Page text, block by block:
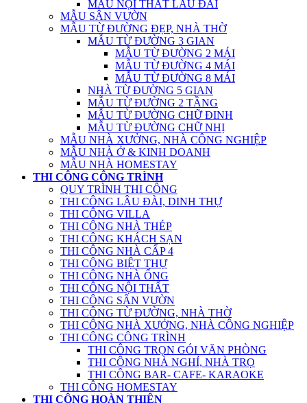
MẪU NỘI THẤT LÂU ĐÀI
MẪU SÂN VƯỜN
MẪU TỪ ĐƯỜNG ĐẸP, NHÀ THỜ
MẪU TỪ ĐƯỜNG 3 GIAN
MẪU TỪ ĐƯỜNG 2 MÁI
MẪU TỪ ĐƯỜNG 4 MÁI
MẪU TỪ ĐƯỜNG 8 MÁI
NHÀ TỪ ĐƯỜNG 5 GIAN
MẪU TỪ ĐƯỜNG 2 TẦNG
MẪU TỪ ĐƯỜNG CHỮ ĐINH
MẪU TỪ ĐƯỜNG CHỮ NHỊ
MẪU NHÀ XƯỞNG, NHÀ CÔNG NGHIỆP
MẪU NHÀ Ở & KINH DOANH
MẪU NHÀ HOMESTAY
THI CÔNG CÔNG TRÌNH
QUY TRÌNH THI CÔNG
THI CÔNG LÂU ĐÀI, DINH THỰ
THI CÔNG VILLA
THI CÔNG NHÀ THÉP
THI CÔNG KHÁCH SẠN
THI CÔNG NHÀ CẤP 4
THI CÔNG BIỆT THỰ
THI CÔNG NHÀ ỐNG
THI CÔNG NỘI THẤT
THI CÔNG SÂN VƯỜN
THI CÔNG TỪ ĐƯỜNG, NHÀ THỜ
THI CÔNG NHÀ XƯỞNG, NHÀ CÔNG NGHIỆP
THI CÔNG CÔNG TRÌNH
THI CÔNG TRỌN GÓI VĂN PHÒNG
THI CÔNG NHÀ NGHỈ, NHÀ TRỌ
THI CÔNG BAR- CAFE- KARAOKE
THI CÔNG HOMESTAY
THI CÔNG HOÀN THIỆN